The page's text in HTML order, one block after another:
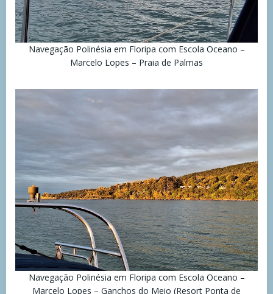
Navegação Polinésia em Floripa com Escola Oceano –
Marcelo Lopes – Praia de Palmas
Navegação Polinésia em Floripa com Escola Oceano –
Marcelo Lopes – Ganchos do Meio (Resort Ponta de